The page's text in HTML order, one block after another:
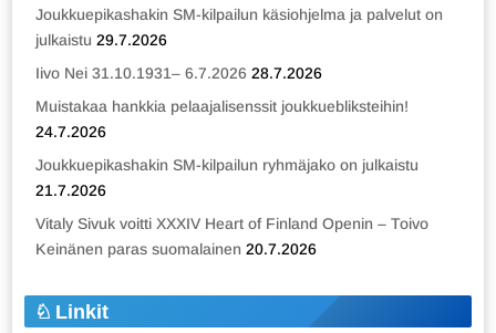
Joukkuepikashakin SM-kilpailun käsiohjelma ja palvelut on
julkaistu 29.7.2026
Iivo Nei 31.10.1931– 6.7.2026 28.7.2026
Muistakaa hankkia pelaajalisenssit joukkuebliksteihin!
24.7.2026
Joukkuepikashakin SM-kilpailun ryhmäjako on julkaistu
21.7.2026
Vitaly Sivuk voitti XXXIV Heart of Finland Openin – Toivo
Keinänen paras suomalainen 20.7.2026
Linkit